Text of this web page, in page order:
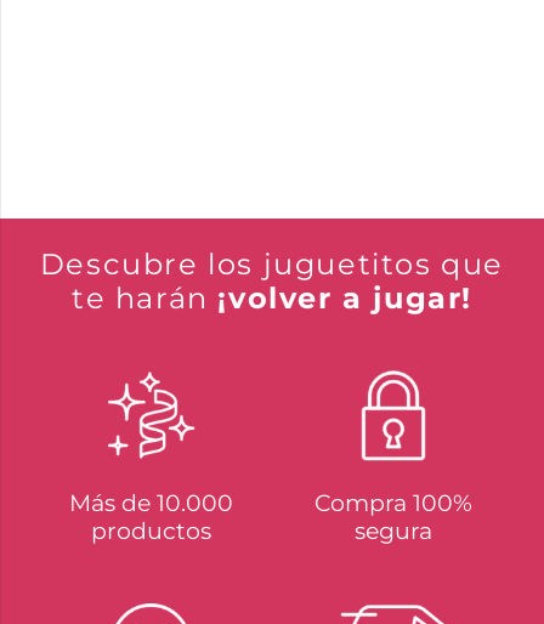
Descubre los juguetitos que
te harán ¡volver a jugar!
Más de 10.000
productos
Compra 100%
segura